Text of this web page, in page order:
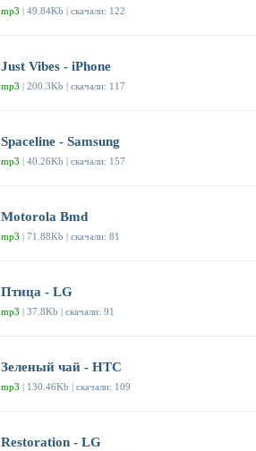
mp3 | 49.84Kb | скачали: 122
Just Vibes - iPhone
mp3 | 200.3Kb | скачали: 117
Spaceline - Samsung
mp3 | 40.26Kb | скачали: 157
Motorola Bmd
mp3 | 71.88Kb | скачали: 81
Птица - LG
mp3 | 37.8Kb | скачали: 91
Зеленый чай - HTC
mp3 | 130.46Kb | скачали: 109
Restoration - LG